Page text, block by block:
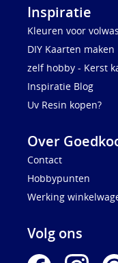
Inspiratie
Kleuren voor
DIY Kaarten maken
zelf hobby - Kerst
Inspiratie Blog
Uv Resin kopen?
Over
Contact
Hobbypunten
Werking
Volg ons